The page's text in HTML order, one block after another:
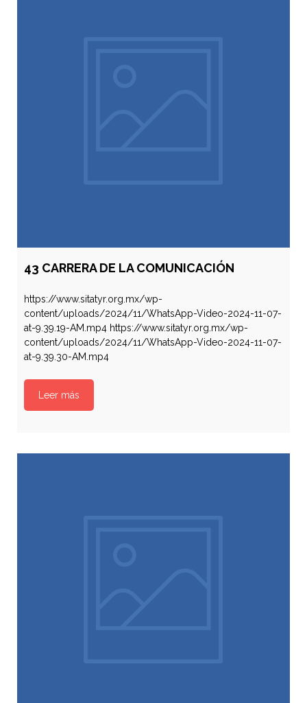
43 CARRERA DE LA COMUNICACIÓN
https://www.sitatyr.org.mx/wp-
content/uploads/2024/11/WhatsApp-Video-2024-11-07-
at-9.39.19-AM.mp4 https://www.sitatyr.org.mx/wp-
content/uploads/2024/11/WhatsApp-Video-2024-11-07-
at-9.39.30-AM.mp4
Leer más